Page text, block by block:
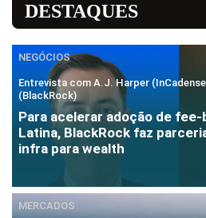
DESTAQUES
NEGÓCIOS
Entrevista com A.J. Harper
(BlackRock)
Para acelerar adoção de fee-
Latina, BlackRock faz
infra para wealth
MERCADOS